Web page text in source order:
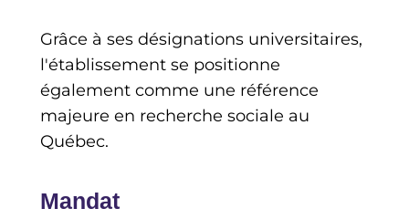
Grâce à ses désignations universitaires,
l'établissement se positionne
également comme une référence
majeure en recherche sociale au
Québec.
Mandat